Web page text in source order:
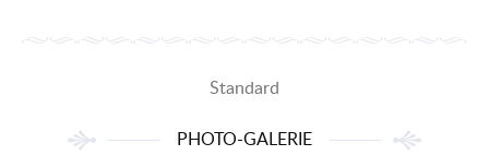
Standard
PHOTO-GALERIE